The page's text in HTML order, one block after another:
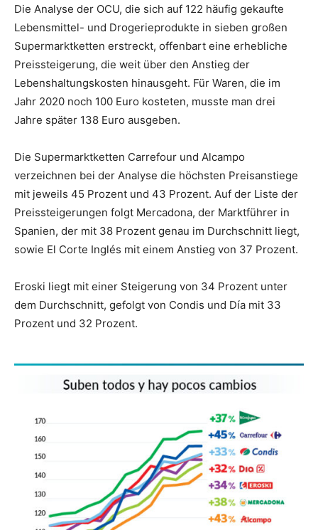
Die Analyse der OCU, die sich auf 122 häufig gekaufte
Lebensmittel- und Drogerieprodukte in sieben großen
Supermarktketten erstreckt, offenbart eine erhebliche
Preissteigerung, die weit über den Anstieg der
Lebenshaltungskosten hinausgeht. Für Waren, die im
Jahr 2020 noch 100 Euro kosteten, musste man drei
Jahre später 138 Euro ausgeben.
Die Supermarktketten Carrefour und Alcampo
verzeichnen bei der Analyse die höchsten Preisanstiege
mit jeweils 45 Prozent und 43 Prozent. Auf der Liste der
Preissteigerungen folgt Mercadona, der Marktführer in
Spanien, der mit 38 Prozent genau im Durchschnitt liegt,
sowie El Corte Inglés mit einem Anstieg von 37 Prozent.
Eroski liegt mit einer Steigerung von 34 Prozent unter
dem Durchschnitt, gefolgt von Condis und Día mit 33
Prozent und 32 Prozent.